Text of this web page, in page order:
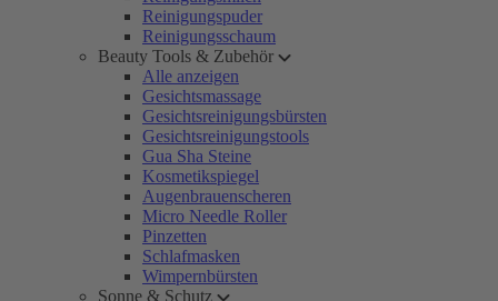
Reinigungspuder
Reinigungsschaum
Beauty Tools & Zubehör
Alle anzeigen
Gesichtsmassage
Gesichtsreinigungsbürsten
Gesichtsreinigungstools
Gua Sha Steine
Kosmetikspiegel
Augenbrauenscheren
Micro Needle Roller
Pinzetten
Schlafmasken
Wimpernbürsten
Sonne & Schutz